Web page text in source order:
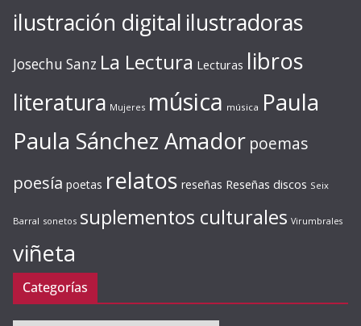
ilustración digital ilustradoras
Josechu Sanz La Lectura Lecturas libros
literatura Mujeres música música Paula
Paula Sánchez Amador poemas
poesía poetas relatos reseñas Reseñas discos Seix
Barral sonetos suplementos culturales Virumbrales
viñeta
Categorías